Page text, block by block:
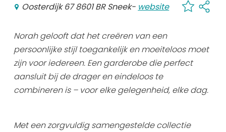
Routes
Veel bezochte pagina's:
Top 10 leuke dingen
Vakantie vieren in Sneek
Overnachten in Sneek
Oosterdijk 67 8601 BR Sneek- website
Norah gelooft dat het creëren van een
persoonlijke stijl toegankelijk en moeiteloos moet
zijn voor iedereen. Een garderobe die perfect
aansluit bij de drager en eindeloos te
combineren is – voor elke gelegenheid, elke dag.
Met een zorgvuldig samengestelde collectie